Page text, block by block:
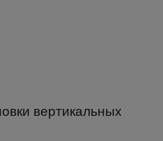
вертикальных